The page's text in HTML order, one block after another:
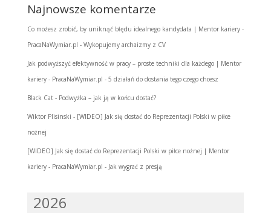
Najnowsze komentarze
Co możesz zrobić, by uniknąć błędu idealnego kandydata | Mentor kariery -
PracaNaWymiar.pl - Wykopujemy archaizmy z CV
Jak podwyższyć efektywność w pracy – proste techniki dla każdego | Mentor
kariery - PracaNaWymiar.pl - 5 działań do dostania tego czego chcesz
Black Cat- Podwyżka – jak ją w końcu dostać?
Wiktor Plisinski - [WIDEO] Jak się dostać do Reprezentacji Polski w piłce
nożnej
[WIDEO] Jak się dostać do Reprezentacji Polski w piłce nożnej | Mentor
kariery - PracaNaWymiar.pl - Jak wygrać z presją
2026